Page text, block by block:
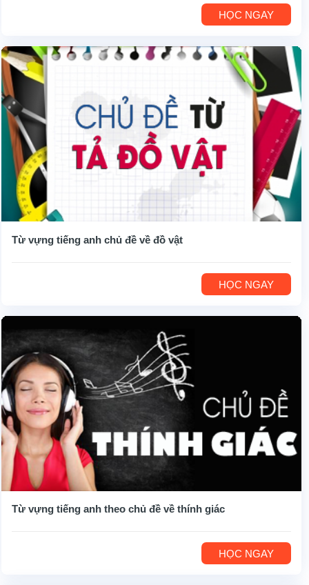
HỌC NGAY
Từ vựng tiếng anh chủ đề về đồ vật
HỌC NGAY
Từ vựng tiếng anh theo chủ đề về thính giác
HỌC NGAY